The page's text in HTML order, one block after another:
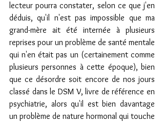
lecteur pourra constater, selon ce que j'en
déduis, qu'il n'est pas impossible que ma
grand-mère ait été internée à plusieurs
reprises pour un problème de santé mentale
qui n'en était pas un (certainement comme
plusieurs personnes à cette époque), bien
que ce désordre soit encore de nos jours
classé dans le DSM V, livre de référence en
psychiatrie, alors qu'il est bien davantage
un problème de nature hormonal qui touche